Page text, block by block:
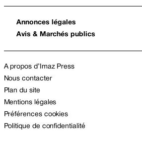
Annonces légales
Avis & Marchés publics
A propos d’Imaz Press
Nous contacter
Plan du site
Mentions légales
Préférences cookies
Politique de confidentialité